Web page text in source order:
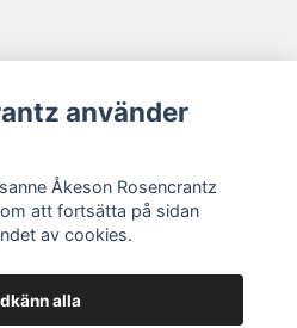
använder
Åkeson Rosencrantz
att fortsätta på sidan
av cookies.
alla